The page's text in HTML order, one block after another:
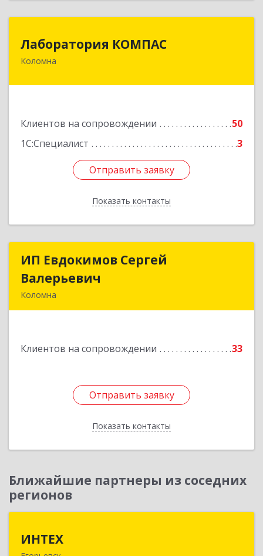
Лаборатория КОМПАС
Коломна
Клиентов на сопровождении
50
1С:Специалист
3
Отправить заявку
Показать контакты
140415, Московская обл, Коломна г, Л.Толстого
Отправить заявку
Назад
ИП Евдокимов Сергей
Валерьевич
Коломна
Клиентов на сопровождении 33
Отправить заявку
Показать контакты
ИП Евдокимов Сергей
Подробнее
Отправить заявку
Назад
Ближайшие партнеры из соседних
регионов
ИНТЕХ